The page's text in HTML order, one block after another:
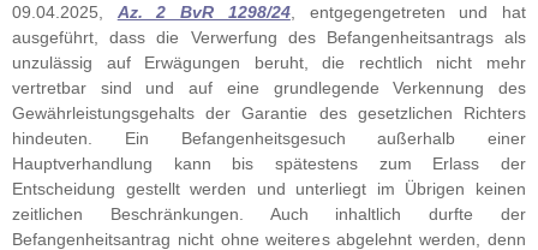
09.04.2025, Az. 2 BvR 1298/24, entgegengetreten und hat
ausgeführt, dass die Verwerfung des Befangenheitsantrags als
unzulässig auf Erwägungen beruht, die rechtlich nicht mehr
vertretbar sind und auf eine grundlegende Verkennung des
Gewährleistungsgehalts der Garantie des gesetzlichen Richters
hindeuten. Ein Befangenheitsgesuch außerhalb einer
Hauptverhandlung kann bis spätestens zum Erlass der
Entscheidung gestellt werden und unterliegt im Übrigen keinen
zeitlichen Beschränkungen. Auch inhaltlich durfte der
Befangenheitsantrag nicht ohne weiteres abgelehnt werden, denn